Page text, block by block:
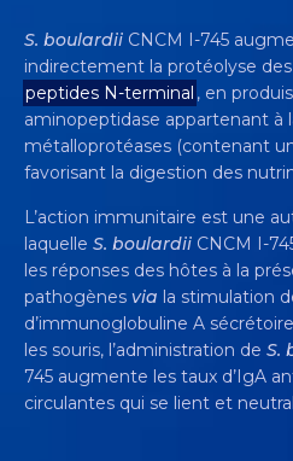
S. BOULARDIICNCM
CAUSES ET LES
DIARRHÉE À L’AIDE
D’ACTION
Vidéo 6 min
S. boulardii CNCM I-745
indirectement la protéolyse
peptides N-terminal , en
aminopeptidase appartenant à
métalloprotéases (contenant
favorisant la digestion des
L’action immunitaire est une
laquelle S. boulardii CNCM I-
les réponses des hôtes à la
pathogènes via la stimulation
d’immunoglobuline A
les souris, l’administration de S.
745 augmente les taux d’IgA
circulantes qui se lient et